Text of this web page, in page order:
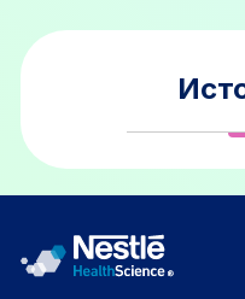
СГР AM.01 .48.01.004.R
*Alfare®Amino (Алфаре